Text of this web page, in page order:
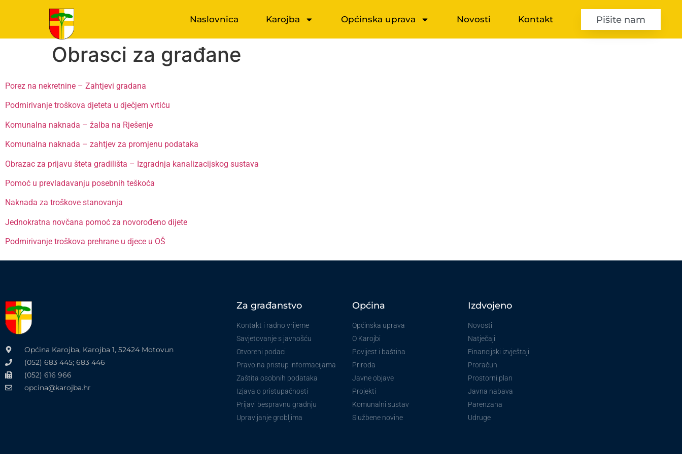
Naslovnica Karojba Općinska uprava Novosti Kontakt Pišite nam
Obrasci za građane
Porez na nekretnine – Zahtjevi gradana
Podmirivanje troškova djeteta u dječjem vrtiću
Komunalna naknada – žalba na Rješenje
Komunalna naknada – zahtjev za promjenu podataka
Obrazac za prijavu šteta gradilišta – Izgradnja kanalizacijskog sustava
Pomoć u prevladavanju posebnih teškoća
Naknada za troškove stanovanja
Jednokratna novčana pomoć za novorođeno dijete
Podmirivanje troškova prehrane u djece u OŠ
Općina Karojba, Karojba 1, 52424 Motovun
(052) 683 445; 683 446
(052) 616 966
opcina@karojba.hr
Za građanstvo
Kontakt i radno vrijeme
Savjetovanje s javnošću
Otvoreni podaci
Pravo na pristup informacijama
Zaštita osobnih podataka
Izjava o pristupačnosti
Prijavi bespravnu gradnju
Upravljanje grobljima
Općina
Općinska uprava
O Karojbi
Povijest i baština
Priroda
Javne objave
Projekti
Komunalni sustav
Službene novine
Izdvojeno
Novosti
Natječaji
Financijski izvještaji
Proračun
Prostorni plan
Javna nabava
Parenzana
Udruge